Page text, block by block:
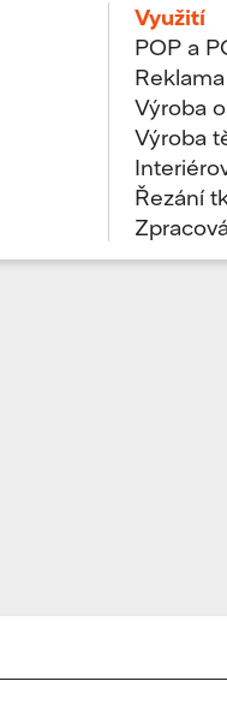
Využití
POP a
Reklama
Výroba
Výroba
Řezání